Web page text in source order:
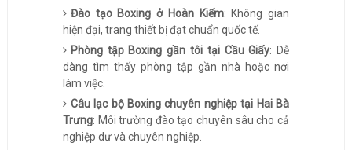
Đào tạo Boxing ở Hoàn Kiếm: Không gian
hiện đại, trang thiết bị đạt chuẩn quốc tế.
Phòng tập Boxing gần tôi tại Cầu Giấy: Dễ
dàng tìm thấy phòng tập gần nhà hoặc nơi
làm việc.
Câu lạc bộ Boxing chuyên nghiệp tại Hai Bà
Trưng: Môi trường đào tạo chuyên sâu cho cả
nghiệp dư và chuyên nghiệp.